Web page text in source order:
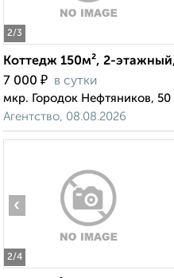
2/3
Коттедж 150м², 2-
7 000 ₽ в сутки
мкр. Городок Нефтяников, 50
Агентство, 08.08.2026
2/4
‹